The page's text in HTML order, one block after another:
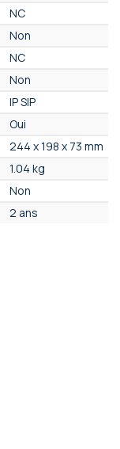
NC
Non
NC
Non
IP SIP
Oui
244 x 198 x 73 mm
1.04 kg
Non
2 ans